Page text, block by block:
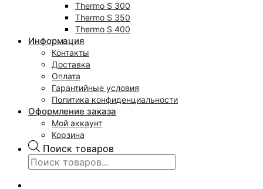
Thermo S 300
Thermo S 350
Thermo S 400
Информация
Контакты
Доставка
Оплата
Гарантийные условия
Политика конфиденциальности
Оформление заказа
Мой аккаунт
Корзина
Поиск товаров